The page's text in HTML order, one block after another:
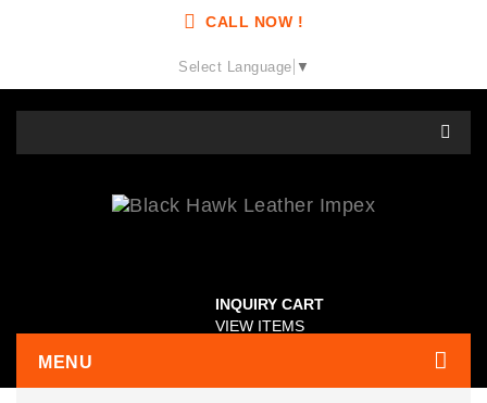
CALL NOW !
Select Language ▼
INQUIRY CART
VIEW ITEMS
MENU